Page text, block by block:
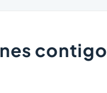
contigo